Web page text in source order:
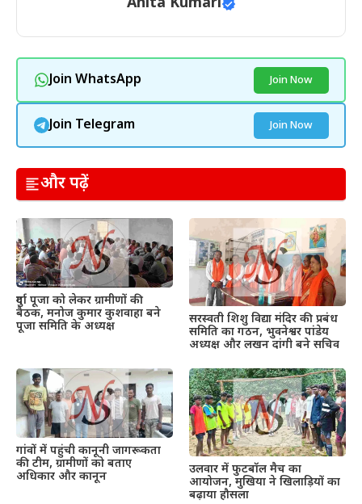
Join WhatsApp Join Now
Join Telegram Join Now
और पढ़ें
दुर्गा पूजा को लेकर ग्रामीणों की
बैठक, मनोज कुमार कुशवाहा बने
पूजा समिति के अध्यक्ष
सरस्वती शिशु विद्या मंदिर की प्रबंध
समिति का गठन, भुवनेश्वर पांडेय
अध्यक्ष और लखन दांगी बने सचिव
गांवों में पहुंची कानूनी जागरूकता
की टीम, ग्रामीणों को बताए
अधिकार और कानून
उलवार में फुटबॉल मैच का
आयोजन, मुखिया ने खिलाड़ियों का
बढ़ाया हौसला